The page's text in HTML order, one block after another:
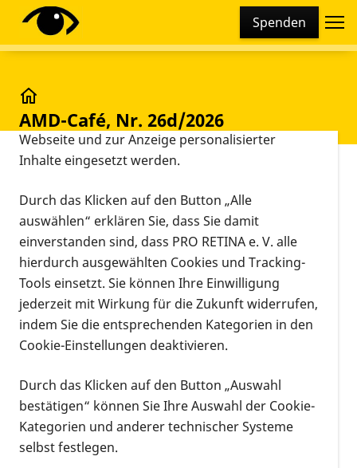
Spenden
AMD-Café, Nr. 26d/2026
Informationen zum Termin
04.08.2026, 19:00 Uhr –21:00 Uhr
AMD-Café – Austausch via Zoom
Sind Sie an einer AMD (Altersabhängigen
Makuladegeneration) erkrankt? Sind Sie Angehörige
eines AMD-Betroffenen oder sind Sie an dem Thema
Dann sind Sie herzlich zu unserem allgemeinen
AMD-Café eingeladen.
In einer entspannten Runde tauschen wir uns aus,
profitieren gegenseitig von unseren Erfahrungen.
Diese Webseite setzt verschiedene Cookies und
Tracking-Tools ein. Dies beinhaltet Cookies und
technisch notwendig sind, die zu statistischen
Zwecken sowie zur besseren Bedienbarkeit der
Webseite und zur Anzeige personalisierter
Inhalte eingesetzt werden.
Durch das Klicken auf den Button „Alle
auswählen“ erklären Sie, dass Sie damit
einverstanden sind, dass PRO RETINA e. V. alle
hierdurch ausgewählten Cookies und Tracking-
Tools einsetzt. Sie können Ihre Einwilligung
jederzeit mit Wirkung für die Zukunft widerrufen,
indem Sie die entsprechenden Kategorien in den
Cookie-Einstellungen deaktivieren.
Durch das Klicken auf den Button „Auswahl
bestätigen“ können Sie Ihre Auswahl der Cookie-
Kategorien und anderer technischer Systeme
selbst festlegen.